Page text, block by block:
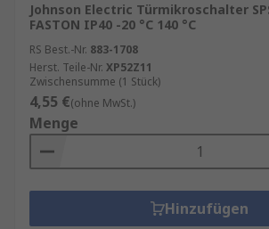
Johnson Electric Türmikroschalter
FASTON IP40 -20 °C 140 °C
RS Best.-Nr. 883-1708
Herst. Teile-Nr. XP52Z11
Zwischensumme (1 Stück)
4,55 €(ohne MwSt.)
Menge
Hinzufügen